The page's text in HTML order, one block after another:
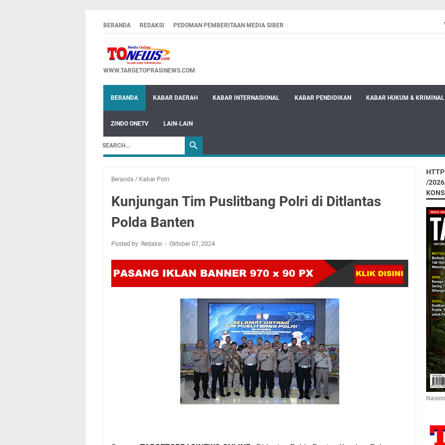
BERANDA REDAKSI PEDOMAN PEMBERITAAN MEDIA SIBER
WWW.TARGETOPRASINEWS.COM
BERANDA KABAR DAERAH KABAR INTERNASIONAL KABAR PENDIDIKAN KABAR HUKUM & KRIMINAL
ZINDO ONETV LAIN-LAIN
Beranda / Kabar Polri
Kunjungan Tim Puslitbang Polri di Ditlantas
Polda Banten
Posted by: Redaksi Oktober 07, 2024
/